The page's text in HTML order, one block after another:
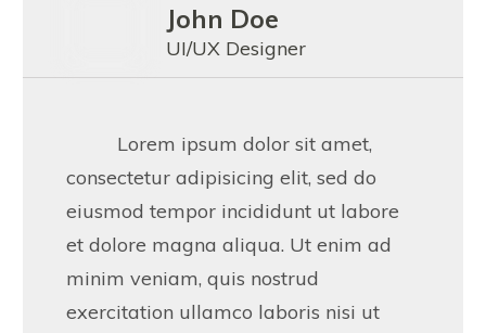
John Doe
UI/UX Designer
Lorem ipsum dolor sit amet,
consectetur adipisicing elit, sed do
eiusmod tempor incididunt ut labore
et dolore magna aliqua. Ut enim ad
minim veniam, quis nostrud
exercitation ullamco laboris nisi ut